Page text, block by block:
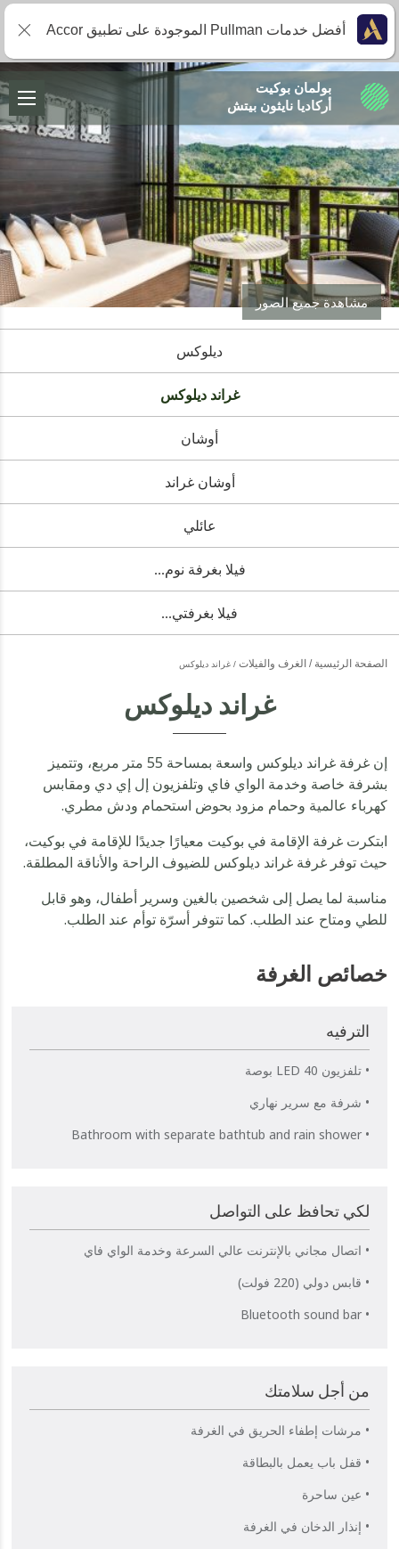
مشاهدة جميع الصور
ديلوكس
غراند ديلوكس
أوشان
أوشان غراند
عائلي
فيلا بغرفة نوم...
فيلا بغرفتي...
الصفحة الرئيسية الغرف والفيلات غراند ديلوكس
غراند ديلوكس
إن غرفة غراند ديلوكس واسعة بمساحة 55 متر مربع، وتتميز
بشرفة خاصة وخدمة الواي فاي وتلفزيون إل إي دي ومقابس
كهرباء عالمية وحمام مزود بحوض استحمام ودش مطري.
ابتكرت غرفة الإقامة في بوكيت معيارًا جديدًا للإقامة في بوكيت،
حيث توفر غرفة غراند ديلوكس للضيوف الراحة والأناقة المطلقة.
مناسبة لما يصل إلى شخصين بالغين وسرير أطفال، وهو قابل
للطي ومتاح عند الطلب. كما تتوفر أسرّة توأم عند الطلب.
خصائص الغرفة
الترفيه
• تلفزيون LED 40 بوصة
• شرفة مع سرير نهاري
• Bathroom with separate bathtub and rain shower
لكي تحافظ على التواصل
• اتصال مجاني بالإنترنت عالي السرعة وخدمة الواي فاي
• قابس دولي (220 فولت)
• Bluetooth sound bar
من أجل سلامتك
• مرشات إطفاء الحريق في الغرفة
• قفل باب يعمل بالبطاقة
• عين ساحرة
• إنذار الدخان في الغرفة
أفضل خدمات Pullman الموجودة على تطبيق Accor
بولمان بوكيت
أركاديا نايثون بيتش